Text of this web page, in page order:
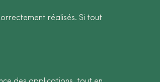
réalisés. Si tout